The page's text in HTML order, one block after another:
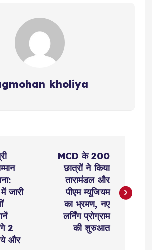
kholiya
जारी
2
और
MCD के 200
छात्रों ने किया
तारामंडल और
पीएम म्यूजियम
का भ्रमण, नए
लर्निंग प्रोग्राम
की शुरुआत